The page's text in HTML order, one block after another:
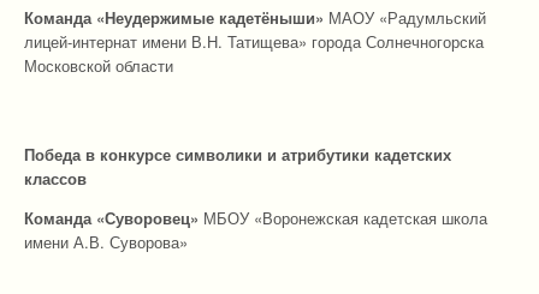
Команда «Неудержимые кадетёныши» МАОУ «Радумльский
лицей-интернат имени В.Н. Татищева» города Солнечногорска
Московской области
Победа в конкурсе символики и атрибутики кадетских
классов
Команда «Суворовец» МБОУ «Воронежская кадетская школа
имени А.В. Суворова»